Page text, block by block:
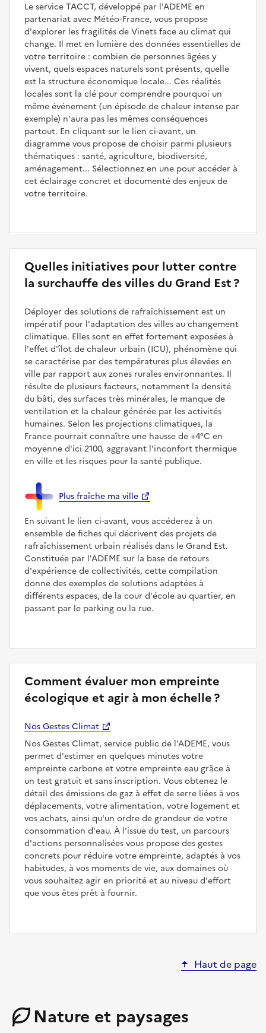
Le service TACCT, développé par l'ADEME en
partenariat avec Météo‑France, vous propose
d'explorer les fragilités de Vinets face au climat qui
change. Il met en lumière des données essentielles de
votre territoire : combien de personnes âgées y
vivent, quels espaces naturels sont présents, quelle
est la structure économique locale... Ces réalités
locales sont la clé pour comprendre pourquoi un
même événement (un épisode de chaleur intense par
exemple) n'aura pas les mêmes conséquences
partout. En cliquant sur le lien ci-avant, un
diagramme vous propose de choisir parmi plusieurs
thématiques : santé, agriculture, biodiversité,
aménagement... Sélectionnez en une pour accéder à
cet éclairage concret et documenté des enjeux de
votre territoire.
Quelles initiatives pour lutter contre
la surchauffe des villes du Grand Est ?
Déployer des solutions de rafraîchissement est un
impératif pour l'adaptation des villes au changement
climatique. Elles sont en effet fortement exposées à
l'effet d'îlot de chaleur urbain (ICU), phénomène qui
se caractérise par des températures plus élevées en
ville par rapport aux zones rurales environnantes. Il
résulte de plusieurs facteurs, notamment la densité
du bâti, des surfaces très minérales, le manque de
ventilation et la chaleur générée par les activités
humaines. Selon les projections climatiques, la
France pourrait connaître une hausse de +4°C en
moyenne d'ici 2100, aggravant l'inconfort thermique
en ville et les risques pour la santé publique.
Plus fraîche ma ville
En suivant le lien ci-avant, vous accéderez à un
ensemble de fiches qui décrivent des projets de
rafraîchissement urbain réalisés dans le Grand Est.
Constituée par l'ADEME sur la base de retours
d'expérience de collectivités, cette compilation
donne des exemples de solutions adaptées à
différents espaces, de la cour d'école au quartier, en
passant par le parking ou la rue.
Comment évaluer mon empreinte
écologique et agir à mon échelle ?
Nos Gestes Climat
Nos Gestes Climat, service public de l'ADEME, vous
permet d'estimer en quelques minutes votre
empreinte carbone et votre empreinte eau grâce à
un test gratuit et sans inscription. Vous obtenez le
détail des émissions de gaz à effet de serre liées à vos
déplacements, votre alimentation, votre logement et
vos achats, ainsi qu'un ordre de grandeur de votre
consommation d'eau. À l'issue du test, un parcours
d'actions personnalisées vous propose des gestes
concrets pour réduire votre empreinte, adaptés à vos
habitudes, à vos moments de vie, aux domaines où
vous souhaitez agir en priorité et au niveau d'effort
que vous êtes prêt à fournir.
Haut de page
Nature et paysages